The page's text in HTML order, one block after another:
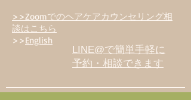
>>Zoomでのヘアケアカウンセリング相
談はこちら
>>English
LINE@で簡単手軽に
予約・相談できます